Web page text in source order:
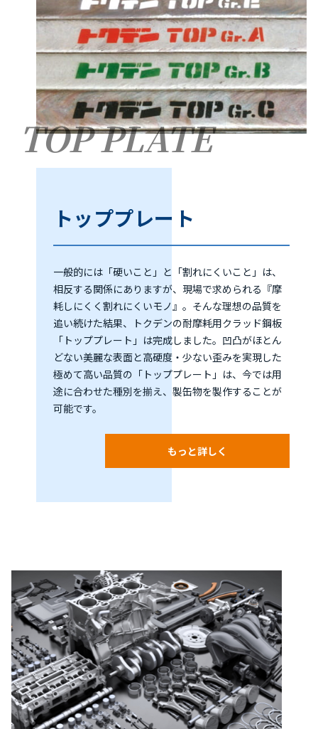
TOP PLATE
トッププレート
一般的には「硬いこと」と「割れにくいこと」は、
相反する関係にありますが、現場で求められる『摩
耗しにくく割れにくいモノ』。そんな理想の品質を
追い続けた結果、トクデンの耐摩耗用クラッド鋼板
「トッププレート」は完成しました。凹凸がほとん
どない美麗な表面と高硬度・少ない歪みを実現した
極めて高い品質の「トッププレート」は、今では用
途に合わせた種別を揃え、製缶物を製作することが
可能です。
もっと詳しく